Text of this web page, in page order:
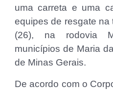
uma carreta e uma
equipes de resgate na
(26), na rodovia
municípios de Maria
de Minas Gerais.
De acordo com o